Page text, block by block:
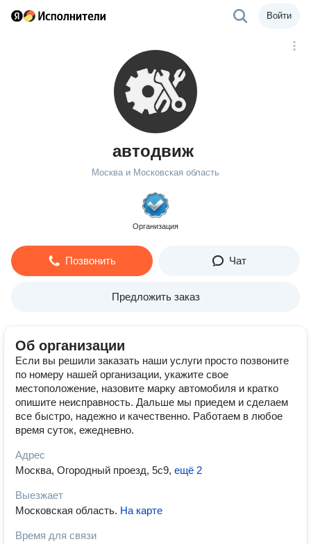
Войти
автодвиж
Москва и Московская область
Организация
Позвонить Чат
Предложить заказ
Об организации
Если вы решили заказать наши услуги просто позвоните
по номеру нашей организации, укажите свое
местоположение, назовите марку автомобиля и кратко
опишите неисправность. Дальше мы приедем и сделаем
все быстро, надежно и качественно. Работаем в любое
время суток, ежедневно.
Адрес
Москва, Огородный проезд, 5с9, ещё 2
Выезжает
Московская область. На карте
Время для связи